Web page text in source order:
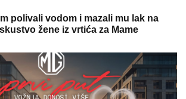
polivali vodom i mazali mu lak na
žene iz vrtića za Mame